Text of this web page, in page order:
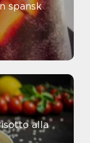
spansk
alla